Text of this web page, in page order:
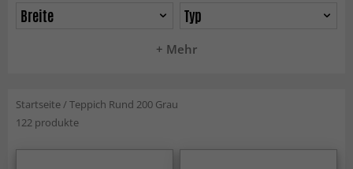
+ Mehr
Breite
Typ
Startseite/Teppich Rund 200 Grau
122 produkte